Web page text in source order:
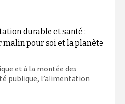
durable et santé :
malin pour soi et la planète
et à la montée des
publique, l’alimentation